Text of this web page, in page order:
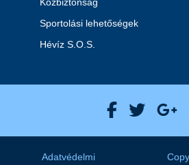
Sportolási lehetőségek
Hévíz S.O.S.
HévízHévíz
Adatvédelmi